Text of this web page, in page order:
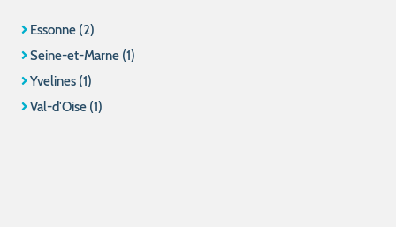
Essonne (2)
Seine-et-Marne (1)
Yvelines (1)
Val-d'Oise (1)